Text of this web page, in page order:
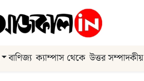
বাণিজ্য ক্যাম্পাস থেকে উত্তর সম্পাদকীয়